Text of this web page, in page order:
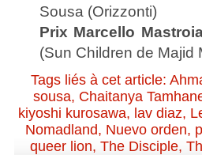
Sousa (Orizzonti)
Prix Marcello
(Sun Children de Majid
Tags liés à cet article:
sousa, Chaitanya
kiyoshi kurosawa, lav diaz,
Nomadland, Nuevo orden,
queer lion,The Disciple,